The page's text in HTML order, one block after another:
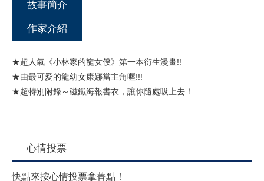
故事簡介
作家介紹
★超人氣《小林家的龍女僕》第一本衍生漫畫!!
★由最可愛的龍幼女康娜當主角喔!!!
★超特別附錄～磁鐵海報書衣，讓你隨處吸上去！
心情投票
快點來按心情投票拿菁點！